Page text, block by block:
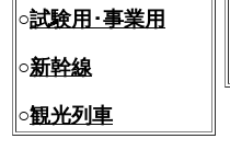
○試験用･事業用
○新幹線
○観光列車